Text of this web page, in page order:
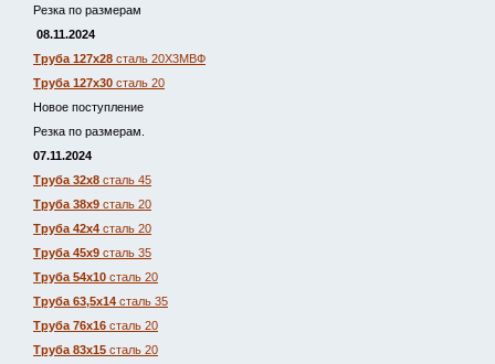
Резка по размерам
08.11.2024
Труба 127х28 сталь 20Х3МВФ
Труба 127х30 сталь 20
Новое поступление
Резка по размерам.
07.11.2024
Труба 32х8 сталь 45
Труба 38х9 сталь 20
Труба 42х4 сталь 20
Труба 45х9 сталь 35
Труба 54х10 сталь 20
Труба 63,5х14 сталь 35
Труба 76х16 сталь 20
Труба 83х15 сталь 20